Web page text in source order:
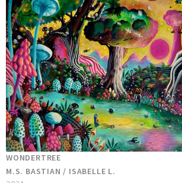
WONDERTREE
M.S. BASTIAN / ISABELLE L.